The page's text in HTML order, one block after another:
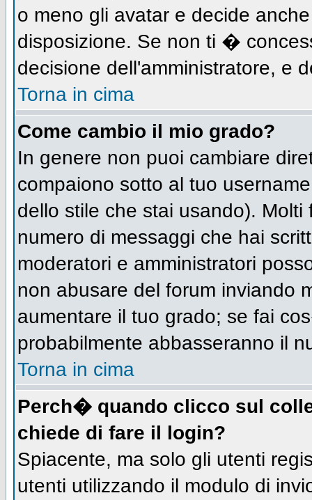
o meno gli avatar e decide
disposizione. Se non ti �
decisione dell'amministratore, e
Torna in cima
Come cambio il mio grado?
In genere non puoi cambiare
compaiono sotto al tuo
dello stile che stai usando).
numero di messaggi che hai
moderatori e amministratori
non abusare del forum inviando
aumentare il tuo grado; se fai
probabilmente abbasseranno il
Torna in cima
Perch� quando clicco sul
chiede di fare il login?
Spiacente, ma solo gli utenti
utenti utilizzando il modulo di